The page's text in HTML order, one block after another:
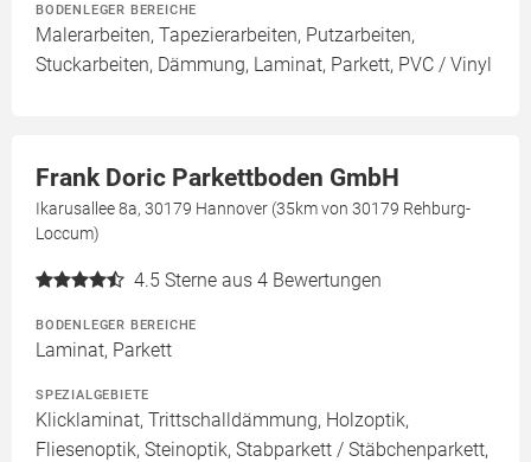
BODENLEGER BEREICHE
Malerarbeiten, Tapezierarbeiten, Putzarbeiten,
Stuckarbeiten, Dämmung, Laminat, Parkett, PVC / Vinyl
Frank Doric Parkettboden GmbH
Ikarusallee 8a, 30179 Hannover (35km von 30179 Rehburg-
Loccum)
4.5 Sterne aus 4 Bewertungen
BODENLEGER BEREICHE
Laminat, Parkett
SPEZIALGEBIETE
Klicklaminat, Trittschalldämmung, Holzoptik,
Fliesenoptik, Steinoptik, Stabparkett / Stäbchenparkett,